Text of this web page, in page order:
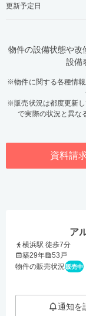
更新予定日
物件の設備状態や改
設備
※物件に関する各種情
※販売状況は都度更新
で実際の状況と異な
資料請
ア
横浜駅 徒歩7分
築29年
53戸
物件の販売状況販売中
通知を